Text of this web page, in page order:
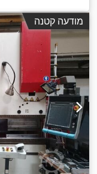
מודעה קטנה